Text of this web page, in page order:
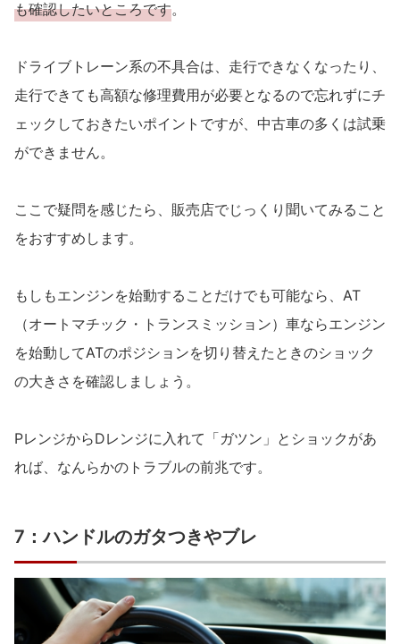
も確認したいところです。
ドライブトレーン系の不具合は、走行できなくなったり、
走行できても高額な修理費用が必要となるので忘れずにチ
ェックしておきたいポイントですが、中古車の多くは試乗
ができません。
ここで疑問を感じたら、販売店でじっくり聞いてみること
をおすすめします。
もしもエンジンを始動することだけでも可能なら、AT
（オートマチック・トランスミッション）車ならエンジン
を始動してATのポジションを切り替えたときのショック
の大きさを確認しましょう。
PレンジからDレンジに入れて「ガツン」とショックがあ
れば、なんらかのトラブルの前兆です。
7：ハンドルのガタつきやブレ